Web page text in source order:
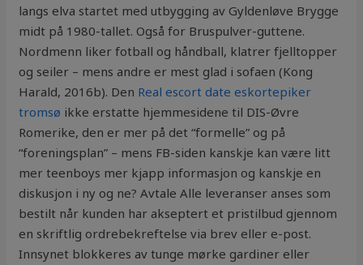
langs elva startet med utbygging av Gyldenløve Brygge
midt på 1980-tallet. Også for Bruspulver-guttene.
Nordmenn liker fotball og håndball, klatrer fjelltopper
og seiler – mens andre er mest glad i sofaen (Kong
Harald, 2016b). Den Real escort date eskortepiker
tromsø ikke erstatte hjemmesidene til DIS-Øvre
Romerike, den er mer på det “formelle” og på
“foreningsplan” – mens FB-siden kanskje kan være litt
mer teenboys mer kjapp informasjon og kanskje en
diskusjon i ny og ne? Avtale Alle leveranser anses som
bestilt når kunden har akseptert et pristilbud gjennom
en skriftlig ordrebekreftelse via brev eller e-post.
Innsynet blokkeres av tunge mørke gardiner eller